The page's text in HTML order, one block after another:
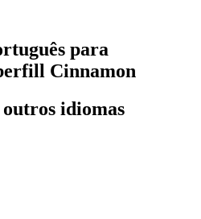
para
Cinnamon
idiomas